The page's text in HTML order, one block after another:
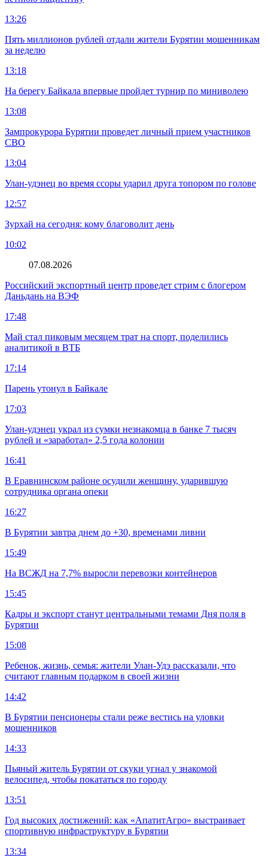
13:26
Пять миллионов рублей отдали жители Бурятии мошенникам
за неделю
13:18
На берегу Байкала впервые пройдет турнир по миниволею
13:08
Зампрокурора Бурятии проведет личный прием участников
СВО
13:04
Улан-удэнец во время ссоры ударил друга топором по голове
12:57
Зурхай на сегодня: кому благоволит день
10:02
07.08.2026
Российский экспортный центр проведет стрим с блогером
Даньдань на ВЭФ
17:48
Май стал пиковым месяцем трат на спорт, поделились
аналитикой в ВТБ
17:14
Парень утонул в Байкале
17:03
Улан-удэнец украл из сумки незнакомца в банке 7 тысяч
рублей и «заработал» 2,5 года колонии
16:41
В Еравнинском районе осудили женщину, ударившую
сотрудника органа опеки
16:27
В Бурятии завтра днем до +30, временами ливни
15:49
На ВСЖД на 7,7% выросли перевозки контейнеров
15:45
Кадры и экспорт станут центральными темами Дня поля в
Бурятии
15:08
Ребенок, жизнь, семья: жители Улан-Удэ рассказали, что
считают главным подарком в своей жизни
14:42
В Бурятии пенсионеры стали реже вестись на уловки
мошенников
14:33
Пьяный житель Бурятии от скуки угнал у знакомой
велосипед, чтобы покататься по городу
13:51
Год высоких достижений: как «АпатитАгро» выстраивает
спортивную инфраструктуру в Бурятии
13:34